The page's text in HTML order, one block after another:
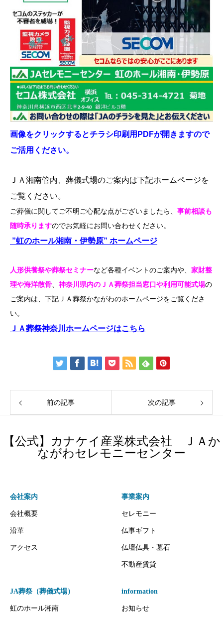
画像をクリックするとチラシ印刷用PDFが開きますので
ご活用ください。
ＪＡ湘南管内、葬儀式場のご案内は下記ホームページを
ご覧ください。
ご葬儀に関してご不明ご心配な点がございましたら、 事前相談も
随時承りますのでお気軽にお問い合わせください。
”虹のホール湘南・伊勢原” ホームページ
人形供養祭や葬祭セミナーなど各種イベントのご案内や、 家財整
理や海洋散骨
神奈川県内のＪＡ葬祭担当窓口や利用可能式場の
ご案内は、下記ＪＡ葬祭かながわのホームページをご覧くださ
い。
ＪＡ葬祭神奈川ホームページはこちら
前の記事 次の記事
【公式】カナケイ産業株式会社 ＪＡか
ながわセレモニーセンター
会社案内
会社概要
沿革
アクセス
事業案内
セレモニー
仏事ギフト
仏壇仏具・墓石
不動産賃貸
JA葬祭（葬儀式場）
虹のホール湘南
information
お知らせ